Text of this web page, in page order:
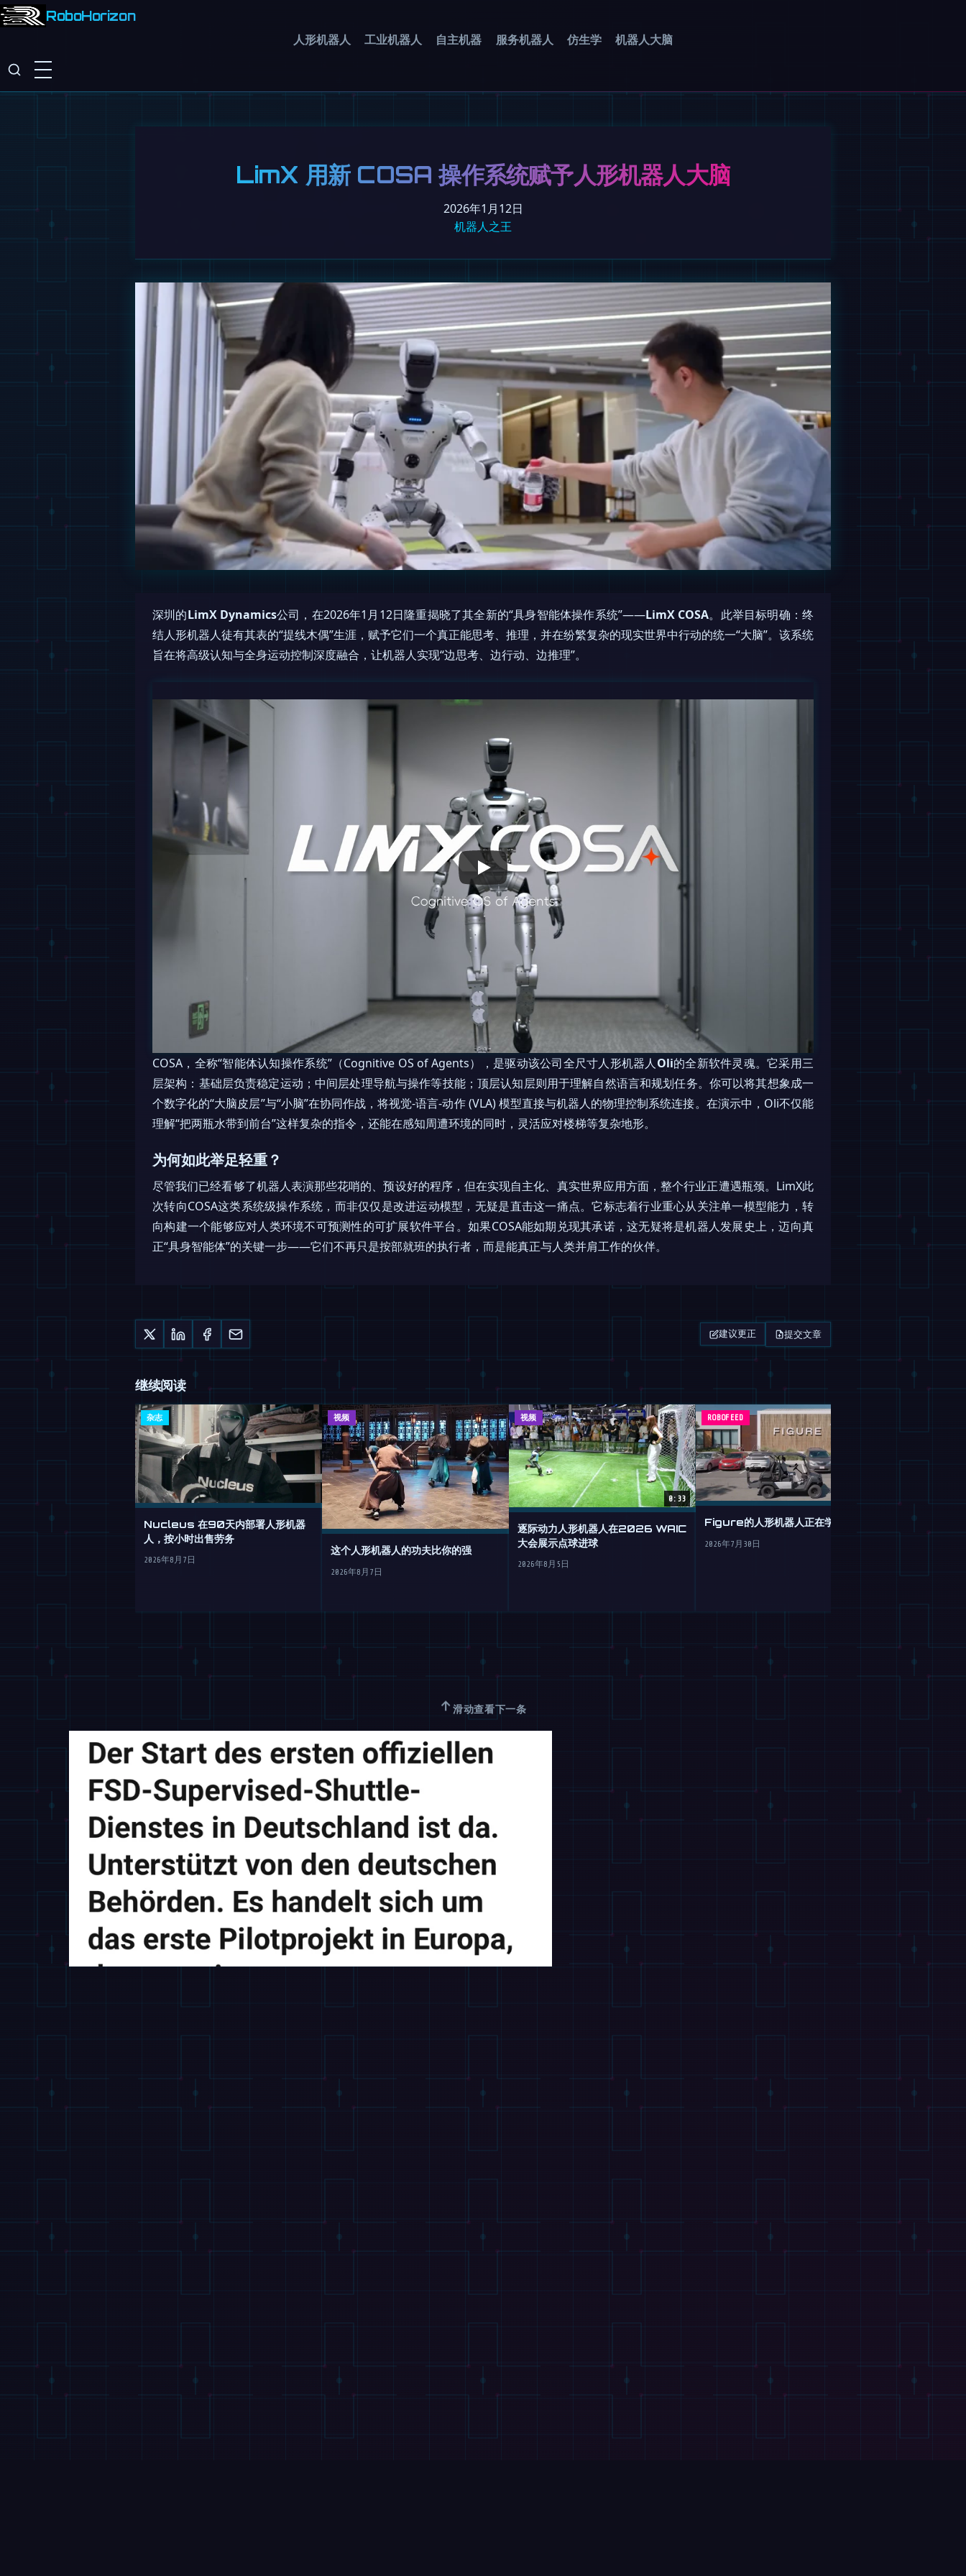
RoboHorizon
人形机器人 工业机器人 自主机器 服务机器人 仿生学 机器人大脑
LimX 用新 COSA 操作系统赋予人形机器人大脑
2026年1月12日
机器人之王
深圳的LimX Dynamics公司，在2026年1月12日隆重揭晓了其全新的“具身智能体操作系统”——LimX COSA。此举目标明确：终
结人形机器人徒有其表的“提线木偶”生涯，赋予它们一个真正能思考、推理，并在纷繁复杂的现实世界中行动的统一“大脑”。该系统
旨在将高级认知与全身运动控制深度融合，让机器人实现“边思考、边行动、边推理”。
COSA，全称“智能体认知操作系统”（Cognitive OS of Agents），是驱动该公司全尺寸人形机器人Oli的全新软件灵魂。它采用三
层架构：基础层负责稳定运动；中间层处理导航与操作等技能；顶层认知层则用于理解自然语言和规划任务。你可以将其想象成一
个数字化的“大脑皮层”与“小脑”在协同作战，将视觉-语言-动作 (VLA) 模型直接与机器人的物理控制系统连接。在演示中，Oli不仅能
理解“把两瓶水带到前台”这样复杂的指令，还能在感知周遭环境的同时，灵活应对楼梯等复杂地形。
为何如此举足轻重？
尽管我们已经看够了机器人表演那些花哨的、预设好的程序，但在实现自主化、真实世界应用方面，整个行业正遭遇瓶颈。LimX此
次转向COSA这类系统级操作系统，而非仅仅是改进运动模型，无疑是直击这一痛点。它标志着行业重心从关注单一模型能力，转
向构建一个能够应对人类环境不可预测性的可扩展软件平台。如果COSA能如期兑现其承诺，这无疑将是机器人发展史上，迈向真
正“具身智能体”的关键一步——它们不再只是按部就班的执行者，而是能真正与人类并肩工作的伙伴。
建议更正 提交文章
继续阅读
杂志
Nucleus 在90天内部署人形机器
人，按小时出售劳务
2026年8月7日
视频
这个人形机器人的功夫比你的强
2026年8月7日
视频
0:33
逐际动力人形机器人在2026 WAIC
大会展示点球进球
2026年8月5日
ROBOFEED
Figure的人形机器人正在学习驾驶
2026年7月30日
谷歌 Gemini
↑ 滑动查看下一条